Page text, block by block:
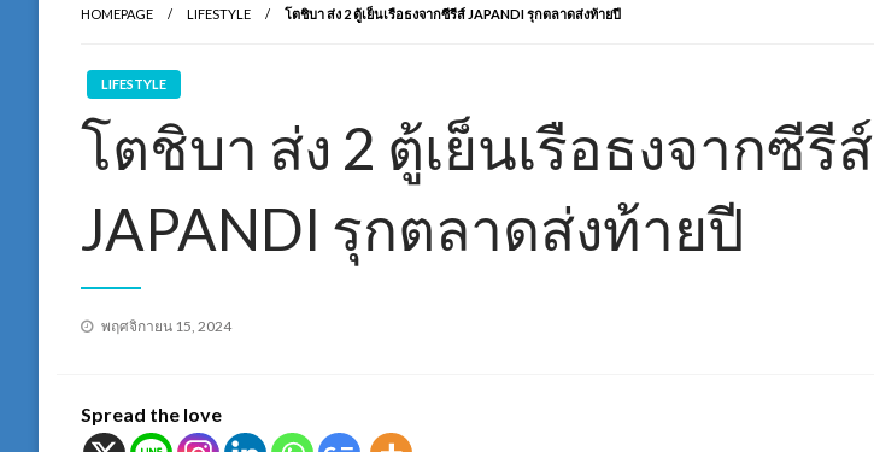
HOMEPAGE LIFESTYLE โตชิบา ส่ง 2 ตู้เย็นเรือธงจากซีรีส์ JAPANDI รุกตลาดส่งท้ายปี
LIFESTYLE
โตชิบา ส่ง 2 ตู้เย็นเรือธงจากซีรีส์
JAPANDI รุกตลาดส่งท้ายปี
Posted
พฤศจิกายน 15, 2024
Spread the love